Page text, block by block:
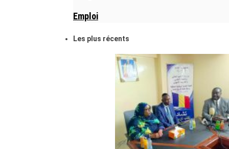
Emploi
Les plus récents